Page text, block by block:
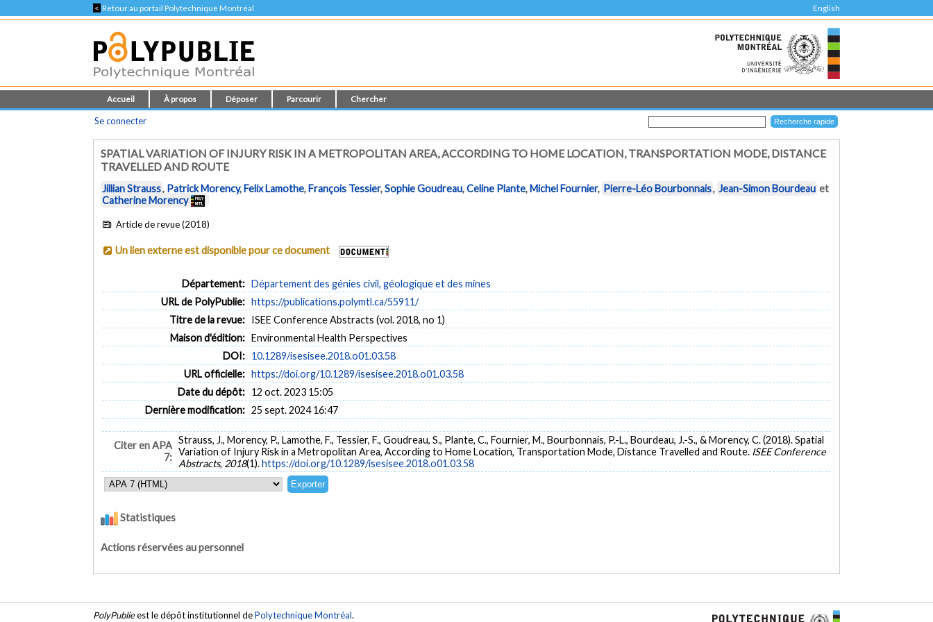
< Retour au portail Polytechnique Montréal English
Accueil À propos Déposer Parcourir Chercher
Se connecter
SPATIAL VARIATION OF INJURY RISK IN A METROPOLITAN AREA, ACCORDING TO HOME LOCATION, TRANSPORTATION MODE, DISTANCE
TRAVELLED AND ROUTE
Jillian Strauss, Patrick Morency,Felix Lamothe,François Tessier,Sophie Goudreau,Celine Plante,Michel Fournier, Pierre-Léo Bourbonnais, Jean-Simon Bourdeau et
Catherine Morency
Article de revue (2018)
Un lien externe est disponible pour ce document
Département: Département des génies civil, géologique et des mines
URL de PolyPublie: https://publications.polymtl.ca/55911/
Titre de la revue: ISEE Conference Abstracts (vol. 2018, no 1)
Maison d'édition: Environmental Health Perspectives
DOI: 10.1289/isesisee.2018.o01.03.58
URL officielle: https://doi.org/10.1289/isesisee.2018.o01.03.58
Date du dépôt: 12 oct. 2023 15:05
Dernière modification: 25 sept. 2024 16:47
Citer en APA
7:
Strauss, J., Morency, P., Lamothe, F., Tessier, F., Goudreau, S., Plante, C., Fournier, M., Bourbonnais, P.-L., Bourdeau, J.-S., & Morency, C. (2018). Spatial
Variation of Injury Risk in a Metropolitan Area, According to Home Location, Transportation Mode, Distance Travelled and Route. ISEE Conference
Abstracts, 2018(1).https://doi.org/10.1289/isesisee.2018.o01.03.58
Statistiques
Actions réservées au personnel
PolyPublieest le dépôt institutionnel dePolytechnique Montréal.